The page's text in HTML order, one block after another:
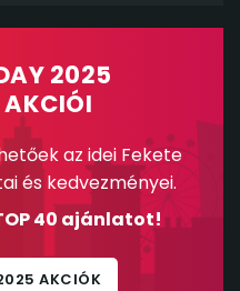
2025
AKCIÓI
az idei Fekete
és kedvezményei.
40 ajánlatot!
AKCIÓK